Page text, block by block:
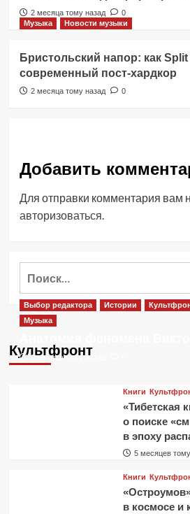
2 месяца тому назад
0
Музыка
Новости музыки
Бристольский напор: как
современный пост-хардкор
2 месяца тому назад 0
Добавить
Для отправки комментария вам
авторизоваться.
Культфронт
Выбор редактора Истории
Музыка
2 месяца тому назад
Книги
«Тибетская
о поиске
в эпоху
5 месяцев
Книги
в космосе и